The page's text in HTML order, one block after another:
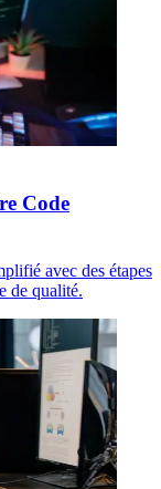
Code
avec des étapes
de qualité.